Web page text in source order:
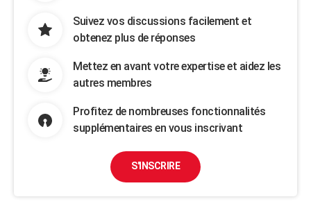
Suivez vos discussions facilement et
obtenez plus de réponses
Mettez en avant votre expertise et aidez les
autres membres
Profitez de nombreuses fonctionnalités
supplémentaires en vous inscrivant
S'INSCRIRE